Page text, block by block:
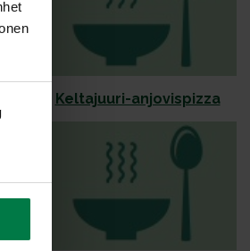
Keltajuuri-anjovispizza